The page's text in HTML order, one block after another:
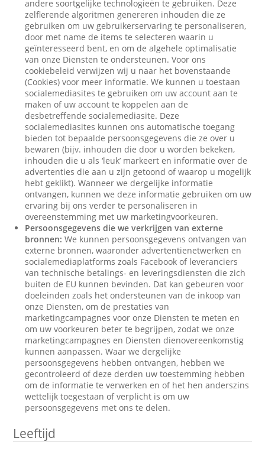
andere soortgelijke technologieën te gebruiken. Deze
zelflerende algoritmen genereren inhouden die ze
gebruiken om uw gebruikerservaring te personaliseren,
door met name de items te selecteren waarin u
geïnteresseerd bent, en om de algehele optimalisatie
van onze Diensten te ondersteunen. Voor ons
cookiebeleid verwijzen wij u naar het bovenstaande
(Cookies) voor meer informatie. We kunnen u toestaan
socialemediasites te gebruiken om uw account aan te
maken of uw account te koppelen aan de
desbetreffende socialemediasite. Deze
socialemediasites kunnen ons automatische toegang
bieden tot bepaalde persoonsgegevens die ze over u
bewaren (bijv. inhouden die door u worden bekeken,
inhouden die u als ‘leuk’ markeert en informatie over de
advertenties die aan u zijn getoond of waarop u mogelijk
hebt geklikt). Wanneer we dergelijke informatie
ontvangen, kunnen we deze informatie gebruiken om uw
ervaring bij ons verder te personaliseren in
overeenstemming met uw marketingvoorkeuren.
Persoonsgegevens die we verkrijgen van externe
bronnen: We kunnen persoonsgegevens ontvangen van
externe bronnen, waaronder advertentienetwerken en
socialemediaplatforms zoals Facebook of leveranciers
van technische betalings- en leveringsdiensten die zich
buiten de EU kunnen bevinden. Dat kan gebeuren voor
doeleinden zoals het ondersteunen van de inkoop van
onze Diensten, om de prestaties van
marketingcampagnes voor onze Diensten te meten en
om uw voorkeuren beter te begrijpen, zodat we onze
marketingcampagnes en Diensten dienovereenkomstig
kunnen aanpassen. Waar we dergelijke
persoonsgegevens hebben ontvangen, hebben we
gecontroleerd of deze derden uw toestemming hebben
om de informatie te verwerken en of het hen anderszins
wettelijk toegestaan of verplicht is om uw
persoonsgegevens met ons te delen.
Leeftijd